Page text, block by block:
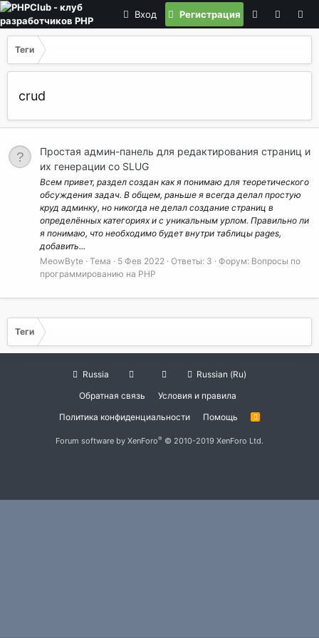
Вход Регистрация
Теги
crud
Простая админ-панель для редактирования страниц и
их генерации со SLUG
Всем привет, раздел создан как я понимаю для теоретического
обсуждения задач. В общем, раньше я всегда делал простую
круд админку, но никогда не делал создание страниц в
определённых категориях и с уникальным урлом. Правильно ли
я понимаю, что необходимо будет внутри таблицы pages,
добавить...
MeowByte Тема 5 Фев 2022 Ответы: 3 Форум: Вопросы по
программированию на РНР
Теги
Russia
Russian (Ru)
Обратная связь
Условия и правила
Политика конфиденциальности
Помощь
R
Forum software by XenForo® © 2010-2019 XenForo Ltd.